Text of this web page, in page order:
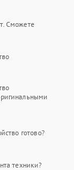
Сможете
готово?
техники?